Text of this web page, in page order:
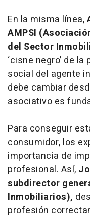
En la misma línea,
AMPSI
del Sector
‘cisne negro’ de
social del agente
debe cambiar
asociativo es
Para conseguir
consumidor, los
importancia de
profesional. Así,
subdirector
Inmobiliarios),
profesión